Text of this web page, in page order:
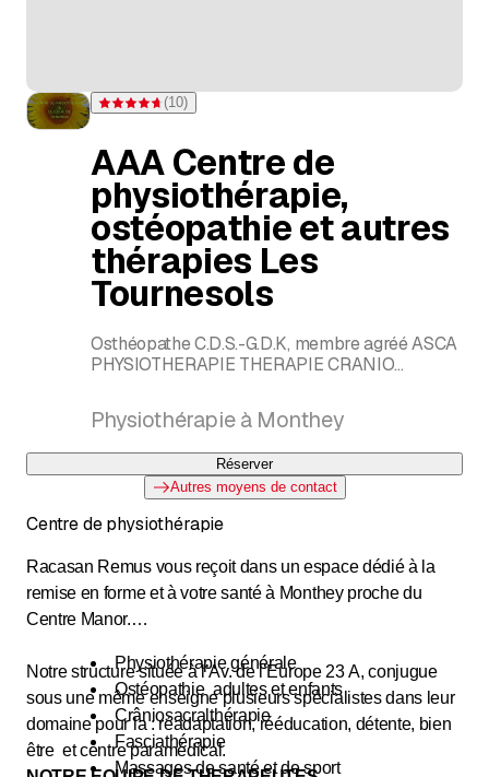
Note 4,7 sur 5 étoiles pour 10 évaluations
(10)
AAA Centre de
physiothérapie,
ostéopathie et autres
thérapies Les
Tournesols
Osthéopathe C.D.S.-G.D.K, membre agréé ASCA
PHYSIOTHERAPIE THERAPIE CRANIO
Physiothérapie à Monthey
Réserver
Autres moyens de contact
Centre de physiothérapie
Racasan Remus vous reçoit dans un espace dédié à la
remise en forme et à votre santé à Monthey proche du
Centre Manor.
Notre structure située à l’Av. de l’Europe 23 A, conjugue
sous une même enseigne plusieurs spécialistes dans leur
domaine pour la : réadaptation, rééducation, détente, bien
être et centre paramédical.
Physiothérapie générale
Ostéopathie adultes et enfants
Crâniosacralthérapie
Fasciathérapie
Massages de santé et de sport